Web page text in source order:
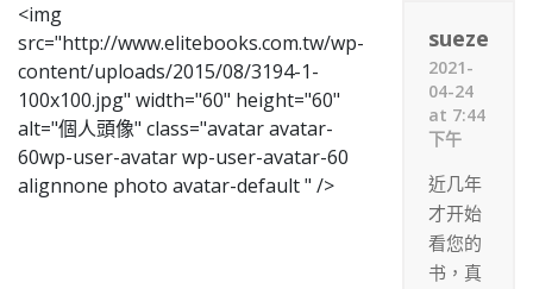
<img
src="http://www.elitebooks.com.tw/wp-
content/uploads/2015/08/3194-1-
100x100.jpg" width="60" height="60"
alt="個人頭像" class="avatar avatar-
60wp-user-avatar wp-user-avatar-60
alignnone photo avatar-default " />
sueze
2021-
04-24
at 7:44
下午
近几年
才开始
看您的
书，真